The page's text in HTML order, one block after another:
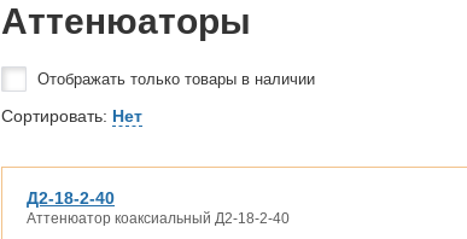
Аттенюаторы
Отображать только товары в наличии
Сортировать: Нет
Д2-18-2-40
Аттенюатор коаксиальный Д2-18-2-40